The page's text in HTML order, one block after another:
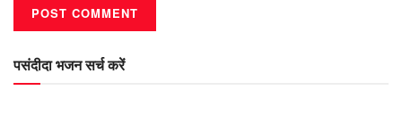
पसंदीदा भजन सर्च करें